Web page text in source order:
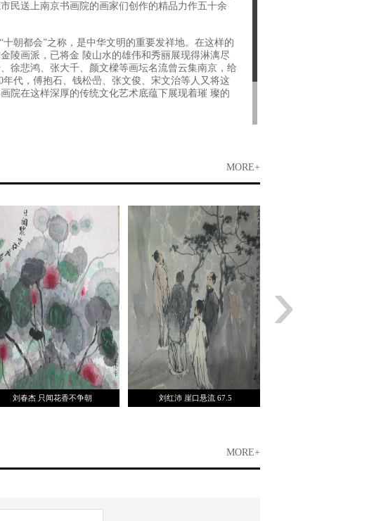
民送上南京书画院的画家们创作的精品力作五十余
朝都会”之称，是中华文明的重要发祥地。在这样的
陵画派，已将金 陵山水的雄伟和秀丽展现得淋漓尽
徐悲鸿、张大千、颜文樑等画坛名流曾云集南京，给
代，傅抱石、钱松喦、张文俊、宋文治等人又将这
院在这样深厚的传统文化艺术底蕴下展现着璀 璨的
MORE+
›
刘春杰 只闻花香不争朝 刘红沛 崖口悬流 67.5
MORE+